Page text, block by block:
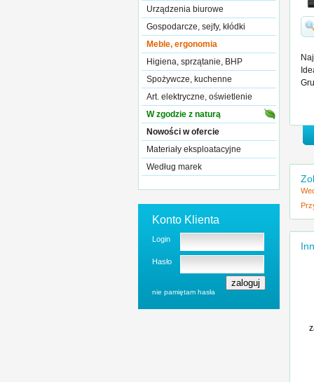
Urządzenia biurowe
Gospodarcze, sejfy, kłódki
Meble, ergonomia
Higiena, sprzątanie, BHP
Spożywcze, kuchenne
Art. elektryczne, oświetlenie
W zgodzie z naturą
Nowości w ofercie
Materiały eksploatacyjne
Według marek
Konto Klienta
Login
Hasło
nie pamiętam hasła